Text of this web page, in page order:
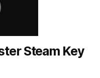
Steam Key